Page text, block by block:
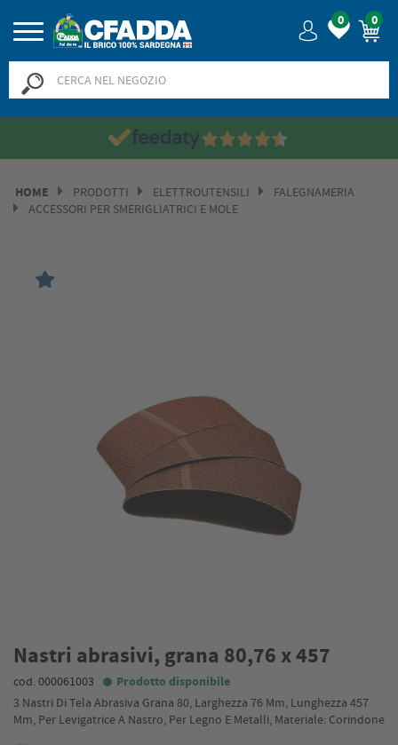
0 0
HOME PRODOTTI ELETTROUTENSILI
FALEGNAMERIA
ACCESSORI PER SMERIGLIATRICI E MOLE
Nastri abrasivi, grana 80,76 x 457
cod. 000061003 Prodotto disponibile
3 Nastri Di Tela Abrasiva Grana 80, Larghezza 76 Mm, Lunghezza 457
Mm, Per Levigatrice A Nastro, Per Legno E Metalli, Materiale: Corindone